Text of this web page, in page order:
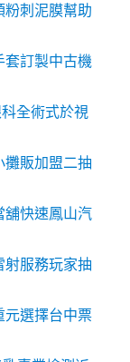
刺泥膜幫助
套訂製中古機
全術式於視
攤販加盟二抽
舖快速鳳山汽
射服務玩家抽
元選擇台中票